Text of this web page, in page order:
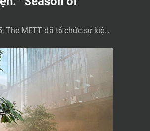
The METT đã tổ chức sự kiện
trọn cho sự tri ân và kết nối cộ
trong Tòa Nhà The METT. Tr
của Noire, quý khách thuê đ